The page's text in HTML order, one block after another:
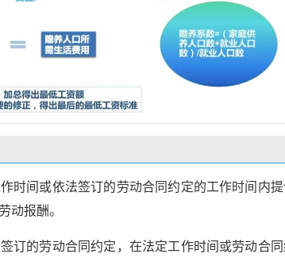
时间或依法签订的劳动合同约定的工作时间内
动报酬。
订的劳动合同约定，在法定工作时间或劳动合